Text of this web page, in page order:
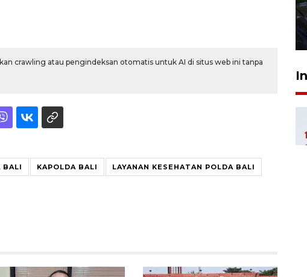
crawling atau pengindeksan otomatis untuk AI di situs web ini tanpa
BALI KAPOLDA BALI LAYANAN KESEHATAN POLDA BALI